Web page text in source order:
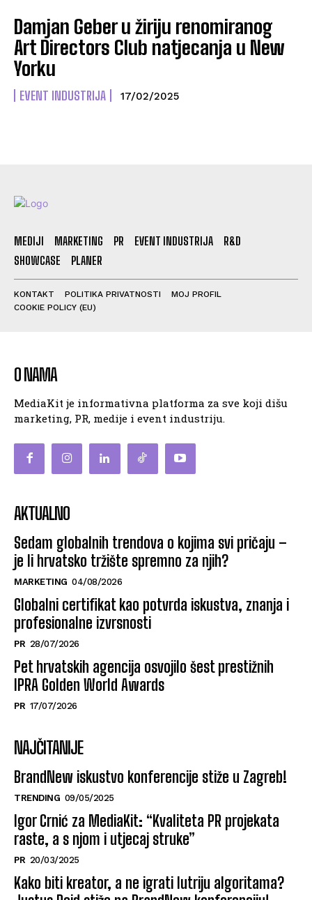
Damjan Geber u žiriju renomiranog
Art Directors Club natjecanja u New
Yorku
EVENT INDUSTRIJA 17/02/2025
MEDIJI MARKETING PR EVENT INDUSTRIJA
R&D
SHOWCASE
PLANER
KONTAKT POLITIKA PRIVATNOSTI
MOJ PROFIL
COOKIE POLICY (EU)
O NAMA
MediaKit je informativna platforma za sve koji dišu
marketing, PR, medije i event industriju.
AKTUALNO
Sedam globalnih trendova o kojima svi pričaju –
je li hrvatsko tržište spremno za njih?
MARKETING 04/08/2026
Globalni certifikat kao potvrda iskustva, znanja i
profesionalne izvrsnosti
PR 28/07/2026
Pet hrvatskih agencija osvojilo šest prestižnih
IPRA Golden World Awards
PR 17/07/2026
NAJČITANIJE
BrandNew iskustvo konferencije stiže u Zagreb!
TRENDING 09/05/2025
Igor Crnić za MediaKit: “Kvaliteta PR projekata
raste, a s njom i utjecaj struke”
PR 20/03/2025
Kako biti kreator, a ne igrati lutriju algoritama?